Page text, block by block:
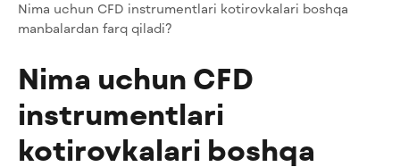
Nima uchun CFD instrumentlari kotirovkalari boshqa
manbalardan farq qiladi?
Nima uchun CFD
instrumentlari
kotirovkalari boshqa